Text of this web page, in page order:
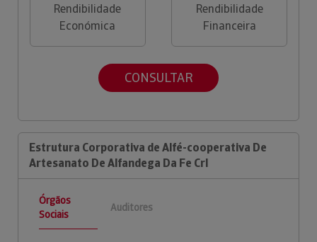
Rendibilidade
Económica
Rendibilidade
Financeira
CONSULTAR
Estrutura Corporativa de Alfé-cooperativa De
Artesanato De Alfandega Da Fe Crl
Órgãos
Sociais
Auditores